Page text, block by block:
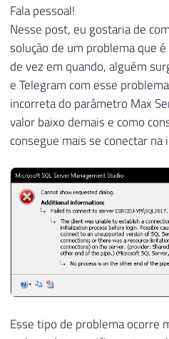
Fala pessoal!
Nesse post, eu gostaria de
solução de um problema que
de vez em quando, alguém
e Telegram com esse
incorreta do parâmetro Max
valor baixo demais e como
consegue mais se conectar na
Esse tipo de problema ocorre